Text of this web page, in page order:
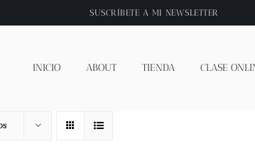
SUSCRÍBETE A MI NEWSLETTER
INICIO ABOUT TIENDA CLASE